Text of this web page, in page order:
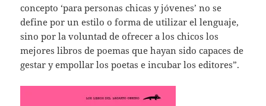
concepto ‘para personas chicas y jóvenes’ no se
define por un estilo o forma de utilizar el lenguaje,
sino por la voluntad de ofrecer a los chicos los
mejores libros de poemas que hayan sido capaces de
gestar y empollar los poetas e incubar los editores”.